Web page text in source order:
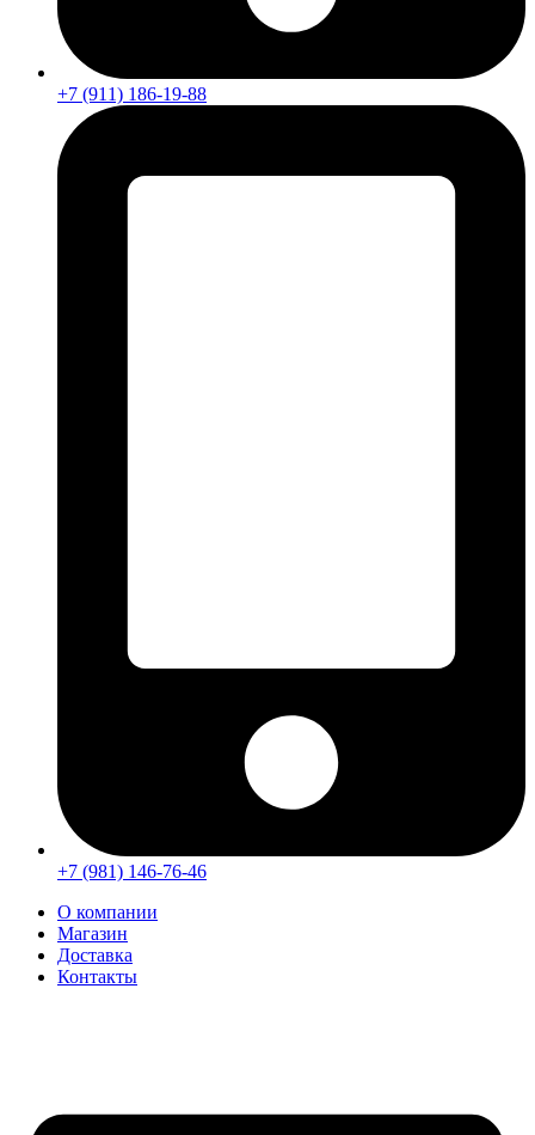
+7 (911) 186-19-88
+7 (981) 146-76-46
О компании
Магазин
Доставка
Контакты